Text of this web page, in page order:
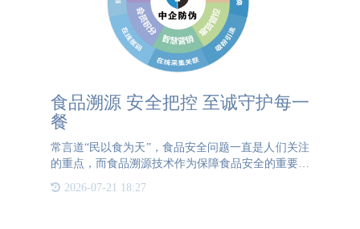
食品溯源 安全把控 至诚守护每一
餐
常言道“民以食为天”，食品安全问题一直是人们关注
的重点，而食品溯源技术作为保障食品安全的重要手
段之一，被众多行业广泛应用。它通过使用信息技
术，如在食品包装上加贴二维码、条码标签等，来记
2026-07-21 18:27